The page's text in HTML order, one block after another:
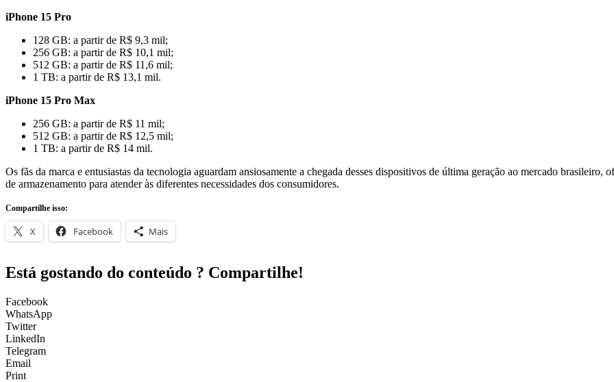
iPhone 15 Pro
128 GB: a partir de R$ 9,3 mil;
256 GB: a partir de R$ 10,1 mil;
512 GB: a partir de R$ 11,6 mil;
1 TB: a partir de R$ 13,1 mil.
iPhone 15 Pro Max
256 GB: a partir de R$ 11 mil;
512 GB: a partir de R$ 12,5 mil;
1 TB: a partir de R$ 14 mil.
Os fãs da marca e entusiastas da tecnologia aguardam ansiosamente a chegada desses dispositivos de última geração ao mercado brasileiro,
de armazenamento para atender às diferentes necessidades dos consumidores.
Compartilhe isso:
X Facebook Mais
Está gostando do conteúdo ? Compartilhe!
Facebook
WhatsApp
Twitter
LinkedIn
Telegram
Email
Print